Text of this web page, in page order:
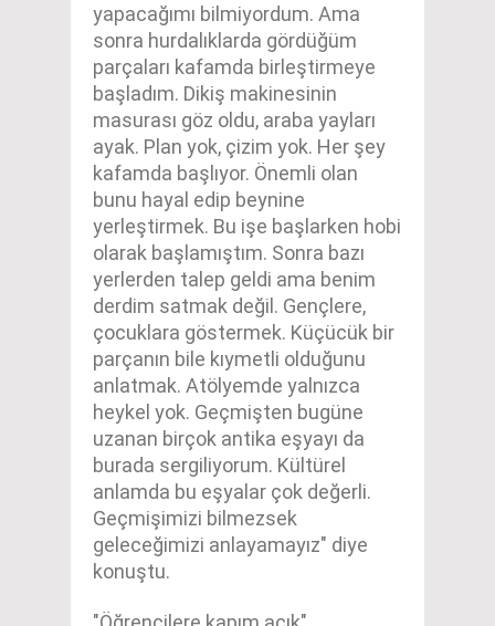
yapacağımı bilmiyordum. Ama
sonra hurdalıklarda gördüğüm
parçaları kafamda birleştirmeye
başladım. Dikiş makinesinin
masurası göz oldu, araba yayları
ayak. Plan yok, çizim yok. Her şey
kafamda başlıyor. Önemli olan
bunu hayal edip beynine
yerleştirmek. Bu işe başlarken hobi
olarak başlamıştım. Sonra bazı
yerlerden talep geldi ama benim
derdim satmak değil. Gençlere,
çocuklara göstermek. Küçücük bir
parçanın bile kıymetli olduğunu
anlatmak. Atölyemde yalnızca
heykel yok. Geçmişten bugüne
uzanan birçok antika eşyayı da
burada sergiliyorum. Kültürel
anlamda bu eşyalar çok değerli.
Geçmişimizi bilmezsek
geleceğimizi anlayamayız" diye
konuştu.